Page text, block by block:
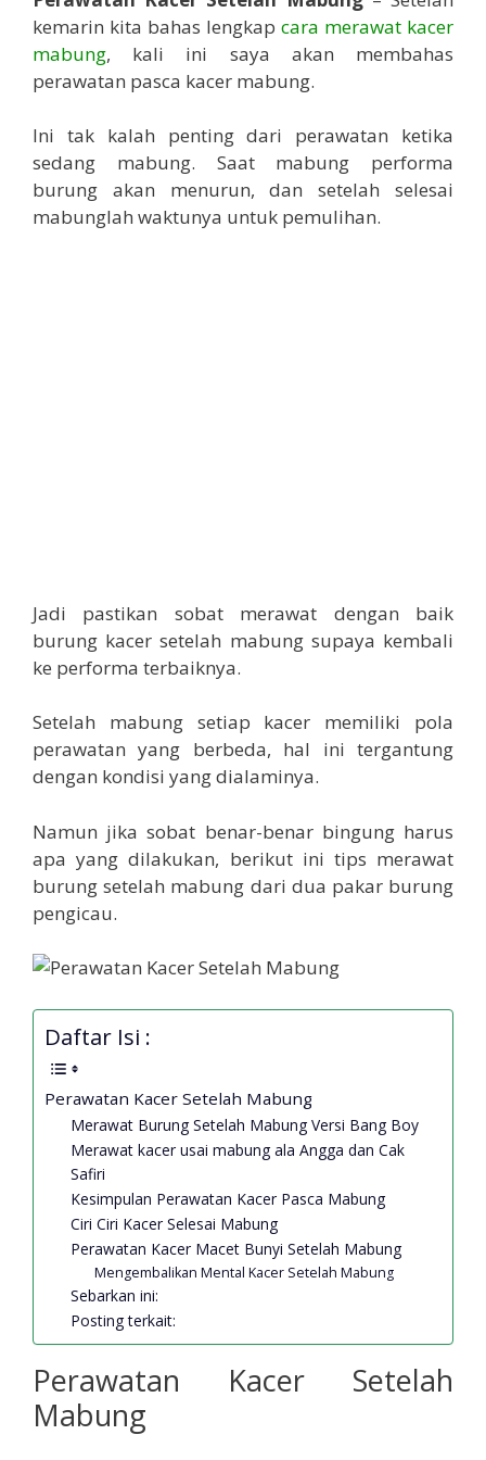
kemarin kita bahas lengkap cara merawat kacer
mabung, kali ini saya akan membahas
perawatan pasca kacer mabung.
Ini tak kalah penting dari perawatan ketika
sedang mabung. Saat mabung performa
burung akan menurun, dan setelah selesai
mabunglah waktunya untuk pemulihan.
Jadi pastikan sobat merawat dengan baik
burung kacer setelah mabung supaya kembali
ke performa terbaiknya.
Setelah mabung setiap kacer memiliki pola
perawatan yang berbeda, hal ini tergantung
dengan kondisi yang dialaminya.
Namun jika sobat benar-benar bingung harus
apa yang dilakukan, berikut ini tips merawat
burung setelah mabung dari dua pakar burung
pengicau.
Daftar Isi :
Perawatan Kacer Setelah Mabung
Merawat Burung Setelah Mabung Versi Bang Boy
Merawat kacer usai mabung ala Angga dan Cak
Safiri
Kesimpulan Perawatan Kacer Pasca Mabung
Ciri Ciri Kacer Selesai Mabung
Perawatan Kacer Macet Bunyi Setelah Mabung
Mengembalikan Mental Kacer Setelah Mabung
Sebarkan ini:
Posting terkait:
Perawatan Kacer Setelah
Mabung